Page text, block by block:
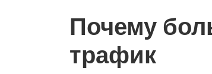
Почему
трафик